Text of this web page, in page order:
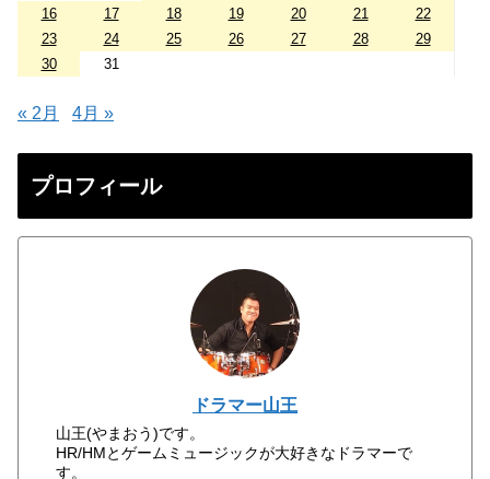
16
17 18 19 20 21
22
23
24 25 26 27 28
29
30
31
« 2月 4月 »
プロフィール
ドラマー山王
山王(やまおう)です。
HR/HMとゲームミュージックが大好きなドラマーで
す。